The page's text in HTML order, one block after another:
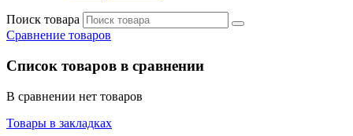
Поиск товара
Сравнение товаров
Список товаров в сравнении
В сравнении нет товаров
Товары в закладках